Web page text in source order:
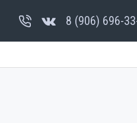
8 (906) 696-